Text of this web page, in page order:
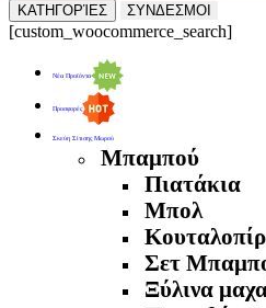
ΚΑΤΗΓΟΡΊΕΣ ΣΥΝΔΕΣΜΟΙ
[custom_woocommerce_search]
Νέα Προϊόντα
Προσφορές
Σκεύη Σίτισης Μωρού
Μπαμπού
Πιατάκια
Μπολ
Σετ
Ξύλινα